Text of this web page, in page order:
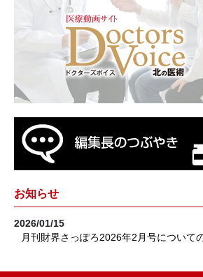
お知らせ
2026/01/15
月刊財界さっぽろ2026年2月号について